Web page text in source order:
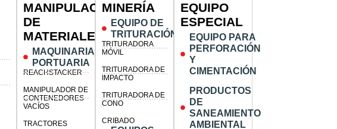
MANIPULACIÓN
DE
MATERIALES
MAQUINARIA
PORTUARIA
REACHSTACKER
MANIPULADOR DE
CONTENEDORES
VACÍOS
TRACTORES
MINERÍA
EQUIPO DE
TRITURACIÓN
TRITURADORA
MÓVIL
TRITURADORA DE
IMPACTO
TRITURADORA DE
CONO
CRIBADO
EQUIPO
ESPECIAL
EQUIPO PARA
PERFORACIÓN
Y
CIMENTACIÓN
PRODUCTOS
DE
SANEAMIENTO
AMBIENTAL